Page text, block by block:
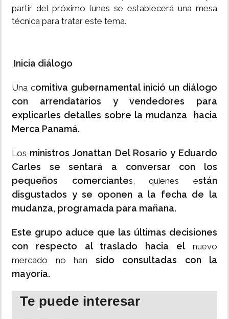
partir del próximo lunes se establecerá una mesa
técnica para tratar este tema.
Inicia diálogo
Una comitiva gubernamental inició un diálogo
con arrendatarios y vendedores para
explicarles detalles sobre la mudanza hacia
Merca Panamá.
Los ministros Jonattan Del Rosario y Eduardo
Carles se sentará a conversar con los
pequeños comerciantes, quienes están
disgustados y se oponen a la fecha de la
mudanza, programada para mañana.
Este grupo aduce que las últimas decisiones
con respecto al traslado hacia elnuevo
mercado no han sido consultadas con la
mayoría.
Te puede interesar